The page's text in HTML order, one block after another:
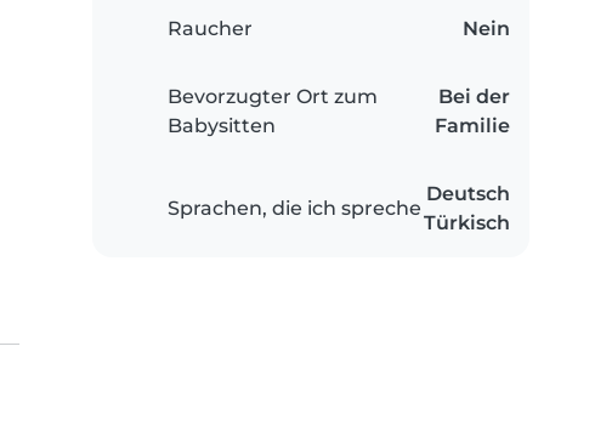
Raucher Nein
Bevorzugter Ort zum
Babysitten
Bei der
Familie
Sprachen, die ich spreche
Deutsch
Türkisch